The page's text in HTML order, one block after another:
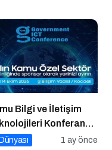
Bilgi ve İletişim
Konferansı
İçin Geri Sayım!
1 ay önce